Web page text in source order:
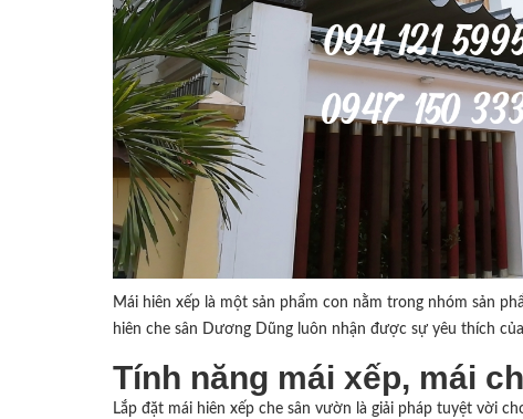
Mái hiên xếp là một sản phẩm con nằm trong nhóm sản
hiên che sân Dương Dũng luôn nhận được sự yêu thích
Tính năng mái xếp, mái
Lắp đặt mái hiên xếp che sân vườn là giải pháp tuyệt vời